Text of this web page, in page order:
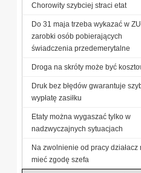
Chorowity szybciej straci etat
Do 31 maja trzeba wykazać w
zarobki osób pobierających
świadczenia przedemerytalne
Droga na skróty może być
Druk bez błędów gwarantuje
wypłatę zasiłku
Etaty można wygaszać tylko w
nadzwyczajnych sytuacjach
Na zwolnienie od pracy działacz
mieć zgodę szefa